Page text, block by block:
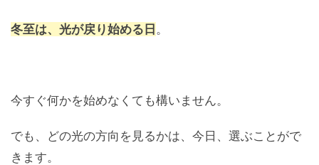
冬至は、光が戻り始める日 。
今すぐ何かを始めなくても構いません。
でも、どの光の方向を見るかは、今日、選ぶことがで
きます。